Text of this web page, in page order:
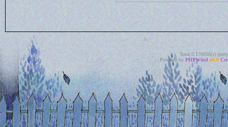
Total 0.176036(s)
Powered by PHPWind v6.0